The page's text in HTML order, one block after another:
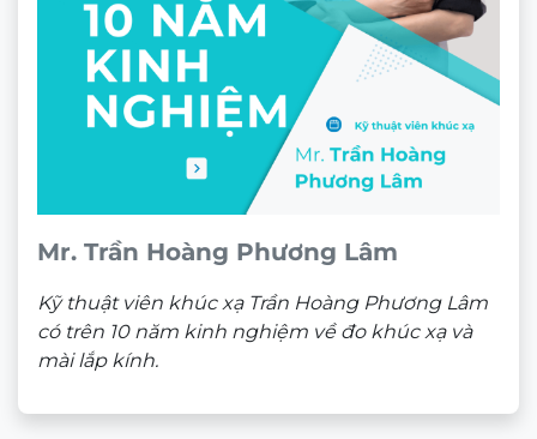
Mr. Trần Hoàng Phương Lâm
Kỹ thuật viên khúc xạ Trần Hoàng Phương Lâm
có trên 10 năm kinh nghiệm về đo khúc xạ và
mài lắp kính.